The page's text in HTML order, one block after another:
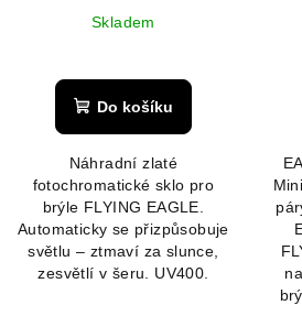
Skladem
Do košíku
Náhradní zlaté
fotochromatické sklo pro
brýle FLYING EAGLE.
Automaticky se přizpůsobuje
světlu – ztmaví za slunce,
zesvětlí v šeru. UV400.